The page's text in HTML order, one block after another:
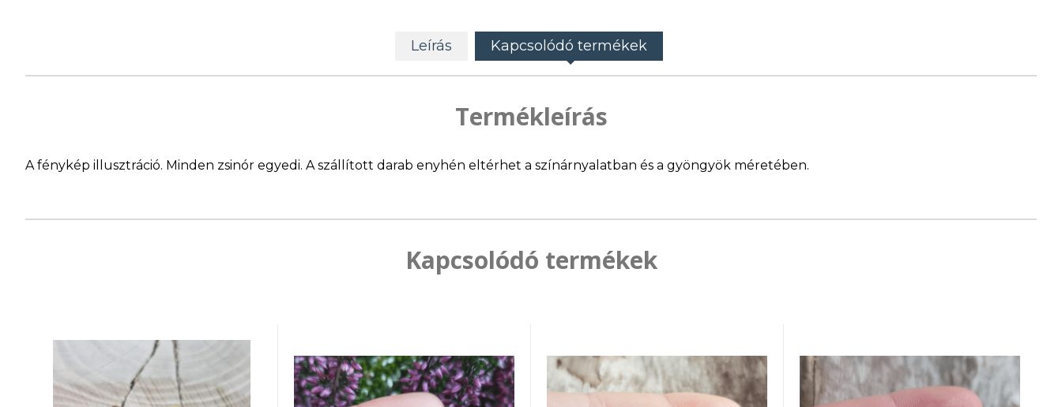
Leírás Kapcsolódó termékek
Termékleírás
A fénykép illusztráció. Minden zsinór egyedi. A szállított darab enyhén eltérhet a színárnyalatban és a gyöngyök méretében.
Kapcsolódó termékek